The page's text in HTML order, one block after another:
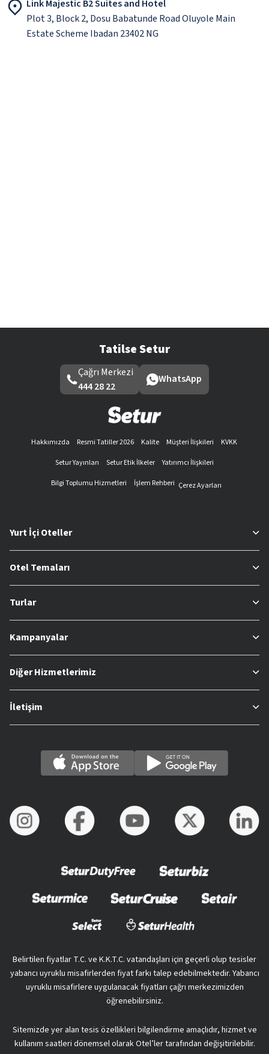
Link Majestic B2 Suites and Hotel
Plot 3, Block 2, Dosu Babatunde Road Oluyole Main
Estate Scheme Ibadan 23402 NG
Tatilse Setur
Çağrı Merkezi
444 28 22
WhatsApp
Hakkımızda Resmi Tatiller 2026 Kalite Müşteri İlişkileri
KVKK
Setur Yayınları
Setur Etik İlkeler
Yatırımcı İlişkileri
Bilgi Toplumu Hizmetleri
İşlem Rehberi Çerez Ayarları
Yurt İçi Oteller
Otel Temaları
Turlar
Kampanyalar
Diğer Hizmetlerimiz
İletişim
Belirtilen fiyatlar T.C. ve K.K.T.C. vatandaşları için geçerli olup tesisler
yabancı uyruklu misafirlerden fiyat farkı talep edebilmektedir. Yabancı
uyruklu misafirlere uygulanacak fiyatları çağrı merkezimizden
öğrenebilirsiniz.
Sitemizde yer alan tesis özellikleri bilgilendirme amaçlıdır, hizmet ve
kullanım saatleri dönemsel olarak Otel’ler tarafından değişitirilebilir.